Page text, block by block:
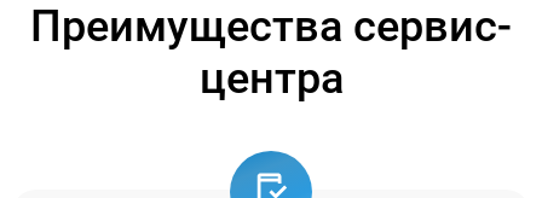
Преимущества сервис-
центра